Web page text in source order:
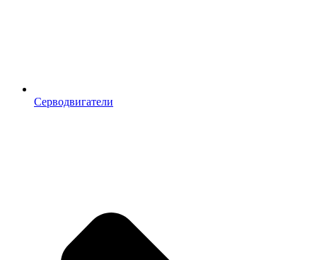
Серводвигатели